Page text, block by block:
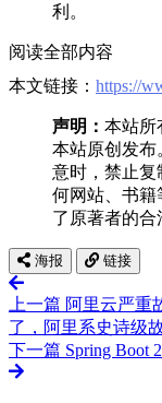
利。
阅读全部内容
本文链接： https://
声明： 本站所
本站原创发布
意时，禁止复
何网站、书籍
了原著者的合
海报 链接
上一篇 阿里云严重
了，阿里系史诗级
下一篇 Spring Boot